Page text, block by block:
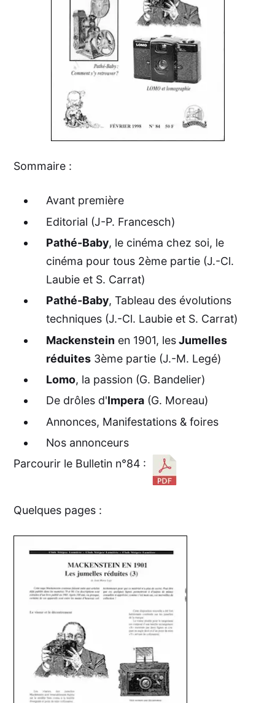
Sommaire :
Avant première
Editorial (J-P. Francesch)
Pathé-Baby, le cinéma chez soi, le
cinéma pour tous 2ème partie (J.-Cl.
Laubie et S. Carrat)
Pathé-Baby, Tableau des évolutions
techniques (J.-Cl. Laubie et S. Carrat)
Mackenstein en 1901, lesJumelles
réduites3ème partie (J.-M. Legé)
Lomo, la passion (G. Bandelier)
De drôles d'Impera(G. Moreau)
Annonces, Manifestations & foires
Nos annonceurs
Parcourir le Bulletin n°84 :
Quelques pages :